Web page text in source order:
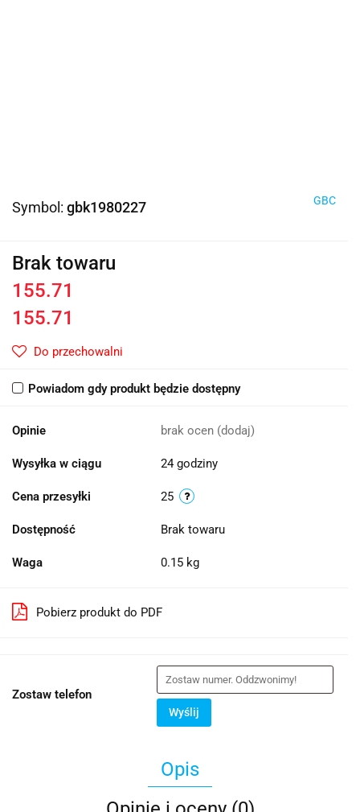
Symbol: gbk1980227 GBC
Brak towaru
155.71
155.71
Do przechowalni
Powiadom gdy produkt będzie dostępny
Opinie brak ocen (dodaj)
Wysyłka w ciągu 24 godziny
Cena przesyłki 25
Dostępność Brak towaru
Waga 0.15 kg
Pobierz produkt do PDF
Zostaw telefon
Wyślij
Opis